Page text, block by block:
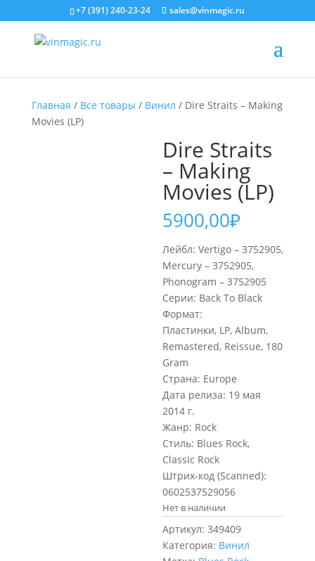
+7 (391) 240-23-24 sales@vinmagic.ru
Главная / Все товары / Винил / Dire Straits – Making
Movies (LP)
Dire Straits
– Making
Movies (LP)
5900,00₽
Лейбл: Vertigo – 3752905,
Mercury – 3752905,
Phonogram – 3752905
Серии: Back To Black
Формат:
Пластинки, LP, Album,
Remastered, Reissue, 180
Gram
Страна: Europe
Дата релиза: 19 мая
2014 г.
Жанр: Rock
Стиль: Blues Rock,
Classic Rock
Штрих-код (Scanned):
0602537529056
Нет в наличии
Артикул:349409
Категория: Винил